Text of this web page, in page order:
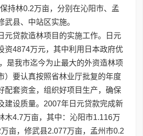
持林0.2万亩，分别在沁阳市、孟
武县、中站区实施。
元贷款造林项目的实施工作。日元
资4874万元，其中利用日本政府优
是我市迄今为止最大的外资造林项
）要认真按照省林业厅批复的年度
配套资金，组织好项目生产，确保
建设质量。2007年日元贷款完成新
木4.7万亩，其中：沁阳市1.116万
亩，修武县2.077万亩，孟州市0.2